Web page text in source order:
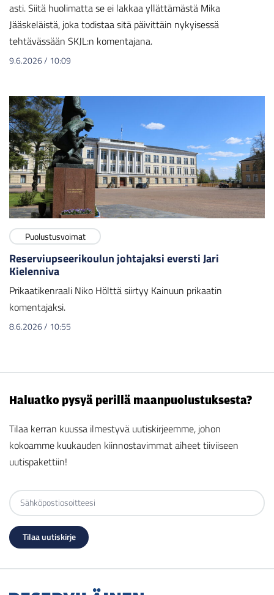
asti. Siitä huolimatta se ei lakkaa yllättämästä Mika
Jääskeläistä, joka todistaa sitä päivittäin nykyisessä
tehtävässään SKJL:n komentajana.
9.6.2026/ 10:09
Puolustusvoimat
Reserviupseerikoulun johtajaksi eversti Jari
Kielenniva
Prikaatikenraali Niko Hölttä siirtyy Kainuun prikaatin
komentajaksi.
8.6.2026/ 10:55
Haluatko pysyä perillä maanpuolustuksesta?
Tilaa kerran kuussa ilmestyvä uutiskirjeemme, johon
kokoamme kuukauden kiinnostavimmat aiheet tiiviiseen
uutispakettiin!